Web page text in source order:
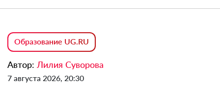
Образование UG.RU
Автор: Лилия Суворова
7 августа 2026, 20:30